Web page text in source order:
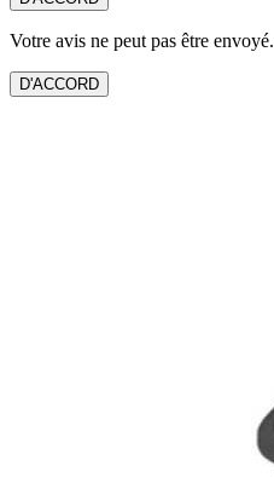
Votre avis ne peut pas être envoyé.
D'ACCORD